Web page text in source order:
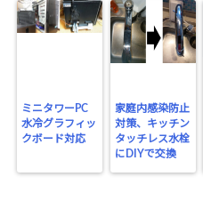
ミニタワーPC
水冷グラフィッ
クボード対応
家庭内感染防止
対策、キッチン
タッチレス水栓
にDIYで交換